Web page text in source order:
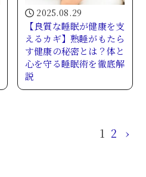
2025.08.29
【良質な睡眠が健康を支
えるカギ】熟睡がもたら
す健康の秘密とは？体と
心を守る睡眠術を徹底解
説
1 2 ›